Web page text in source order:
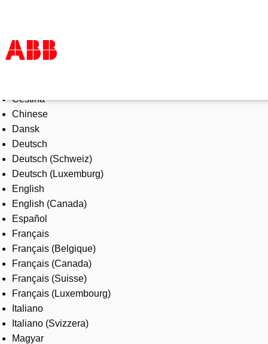
Products & Solutions
Industries
Services
About us
Where to buy
Contact us
Careers
Čeština
Chinese
Dansk
Deutsch
Deutsch (Schweiz)
Deutsch (Luxemburg)
English
English (Canada)
Español
Français
Français (Belgique)
Français (Canada)
Français (Suisse)
Français (Luxembourg)
Italiano
Italiano (Svizzera)
Magyar